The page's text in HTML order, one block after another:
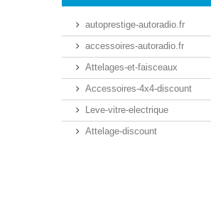
autoprestige-autoradio.fr
accessoires-autoradio.fr
Attelages-et-faisceaux
Accessoires-4x4-discount
Leve-vitre-electrique
Attelage-discount